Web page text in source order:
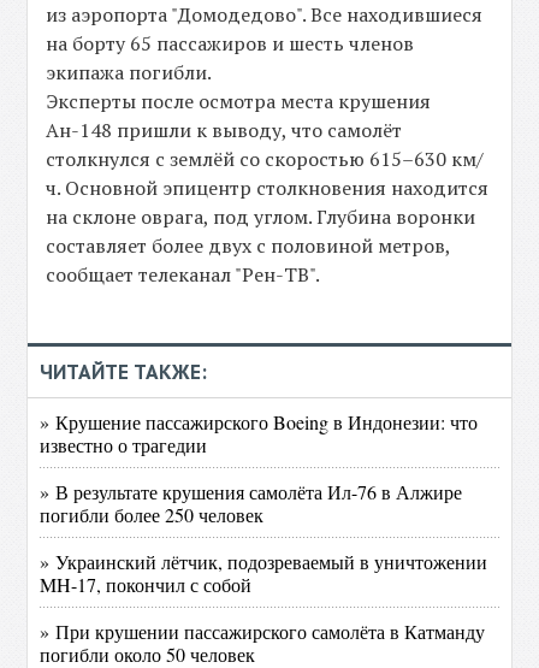
из аэропорта "Домодедово". Все находившиеся
на борту 65 пассажиров и шесть членов
экипажа погибли.
Эксперты после осмотра места крушения
Ан-148 пришли к выводу, что самолёт
столкнулся с землёй со скоростью 615–630 км/
ч. Основной эпицентр столкновения находится
на склоне оврага, под углом. Глубина воронки
составляет более двух с половиной метров,
сообщает телеканал "Рен-ТВ".
ЧИТАЙТЕ ТАКЖЕ:
» Крушение пассажирского Boeing в Индонезии: что
известно о трагедии
» В результате крушения самолёта Ил-76 в Алжире
погибли более 250 человек
» Украинский лётчик, подозреваемый в уничтожении
MH-17, покончил с собой
» При крушении пассажирского самолёта в Катманду
погибли около 50 человек